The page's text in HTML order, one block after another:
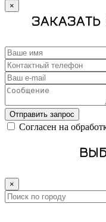
×
Отправить запрос
Cогласен на
×